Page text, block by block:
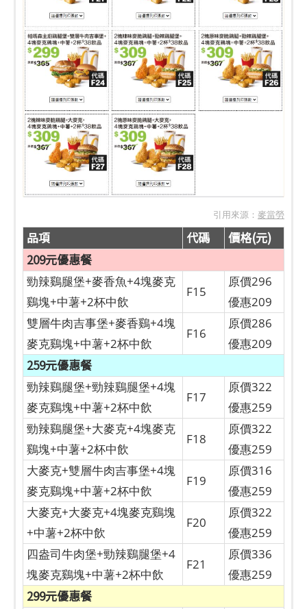
引用來源： 麥當勞
品項 代碼
價格(元)
209元優惠餐
勁辣鷄腿堡+麥香魚+4塊麥克
鷄塊+中薯+2杯中飲
F15
原價296
優惠209
雙層牛肉吉事堡+麥香鷄+4塊
麥克鷄塊+中薯+2杯中飲
F16
原價286
優惠209
259元優惠餐
勁辣鷄腿堡+勁辣鷄腿堡+4塊
麥克鷄塊+中薯+2杯中飲
F17
原價322
優惠259
勁辣鷄腿堡+大麥克+4塊麥克
鷄塊+中薯+2杯中飲
F18
原價322
優惠259
大麥克+雙層牛肉吉事堡+4塊
麥克鷄塊+中薯+2杯中飲
F19
原價316
優惠259
大麥克+大麥克+4塊麥克鷄塊
+中薯+2杯中飲
F20
原價322
優惠259
四盎司牛肉堡+勁辣鷄腿堡+4
塊麥克鷄塊+中薯+2杯中飲
F21
原價336
優惠259
299元優惠餐